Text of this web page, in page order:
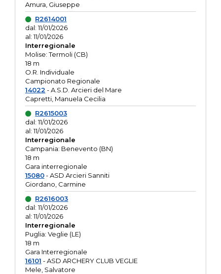
Amura, Giuseppe
R2614001
dal: 11/01/2026
al: 11/01/2026
Interregionale
Molise: Termoli (CB)
18 m
O.R. Individuale
Campionato Regionale
14022 - A.S.D. Arcieri del Mare
Capretti, Manuela Cecilia
R2615003
dal: 11/01/2026
al: 11/01/2026
Interregionale
Campania: Benevento (BN)
18 m
Gara interregionale
15080- ASD Arcieri Sanniti
Giordano, Carmine
R2616003
dal: 11/01/2026
al: 11/01/2026
Interregionale
Puglia: Veglie (LE)
18 m
Gara Interregionale
16101 - ASD ARCHERY CLUB VEGLIE
Mele, Salvatore